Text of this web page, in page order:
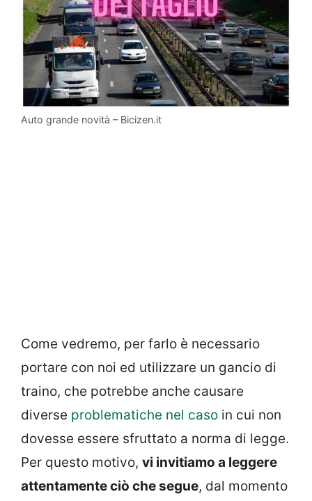
Auto grande novità – Bicizen.it
Come vedremo, per farlo è necessario
portare con noi ed utilizzare un gancio di
traino, che potrebbe anche causare
diverse problematiche nel caso in cui non
dovesse essere sfruttato a norma di legge.
Per questo motivo, vi invitiamo a leggere
attentamente ciò che segue, dal momento